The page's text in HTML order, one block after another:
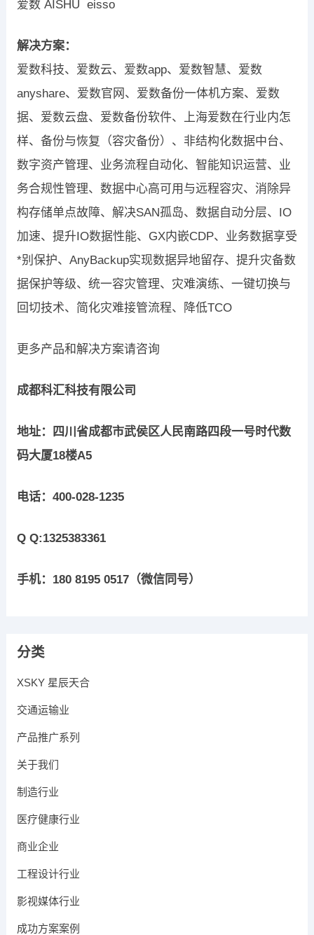
爱数 AISHU eisso
解决方案：
爱数科技、爱数云、爱数app、爱数智慧、爱数
anyshare、爱数官网、爱数备份一体机方案、爱数
据、爱数云盘、爱数备份软件、上海爱数在行业内怎
样、备份与恢复（容灾备份）、非结构化数据中台、
数字资产管理、业务流程自动化、智能知识运营、业
务合规性管理、数据中心高可用与远程容灾、消除异
构存储单点故障、解决SAN孤岛、数据自动分层、IO
加速、提升IO数据性能、GX内嵌CDP、业务数据享受
*别保护、AnyBackup实现数据异地留存、提升灾备数
据保护等级、统一容灾管理、灾难演练、一键切换与
回切技术、简化灾难接管流程、降低TCO
更多产品和解决方案请咨询
成都科汇科技有限公司
地址：四川省成都市武侯区人民南路四段一号时代数
码大厦18楼A5
电话：400-028-1235
Q Q:1325383361
手机：180 8195 0517（微信同号）
分类
XSKY 星辰天合
交通运输业
产品推广系列
关于我们
制造行业
医疗健康行业
商业企业
工程设计行业
影视媒体行业
成功方案案例